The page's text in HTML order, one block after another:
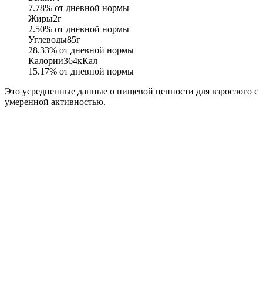
7.78% от дневной нормы
Жиры2г
2.50% от дневной нормы
Углеводы85г
28.33% от дневной нормы
Калории364кКал
15.17% от дневной нормы
Это усредненные данные о пищевой ценности для взрослого с
умеренной активностью.